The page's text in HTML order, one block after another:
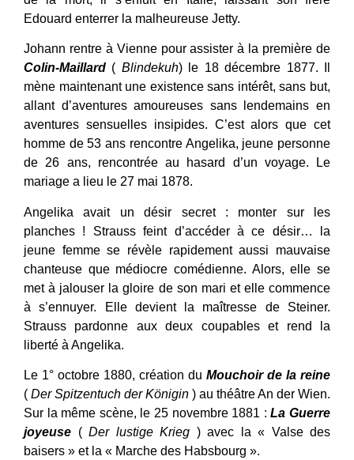
Edouard enterrer la malheureuse Jetty.
Johann rentre à Vienne pour assister à la première de
Colin-Maillard ( Blindekuh) le 18 décembre 1877. Il
mène maintenant une existence sans intérêt, sans but,
allant d’aventures amoureuses sans lendemains en
aventures sensuelles insipides. C’est alors que cet
homme de 53 ans rencontre Angelika, jeune personne
de 26 ans, rencontrée au hasard d’un voyage. Le
mariage a lieu le 27 mai 1878.
Angelika avait un désir secret : monter sur les
planches ! Strauss feint d’accéder à ce désir… la
jeune femme se révèle rapidement aussi mauvaise
chanteuse que médiocre comédienne. Alors, elle se
met à jalouser la gloire de son mari et elle commence
à s’ennuyer. Elle devient la maîtresse de Steiner.
Strauss pardonne aux deux coupables et rend la
liberté à Angelika.
Le 1° octobre 1880, création du Mouchoir de la reine
( Der Spitzentuch der Königin ) au théâtre An der Wien.
Sur la même scène, le 25 novembre 1881 :La Guerre
joyeuse ( Der lustige Krieg ) avec la « Valse des
baisers » et la « Marche des Habsbourg ».